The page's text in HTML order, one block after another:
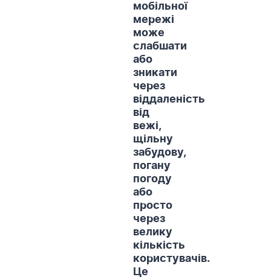
мобільної
мережі
може
слабшати
або
зникати
через
віддаленість
від
вежі,
щільну
забудову,
погану
погоду
або
просто
через
велику
кількість
користувачів.
Це